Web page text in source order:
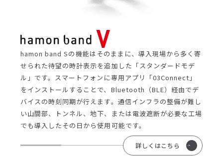
hamon band Sの機能はそのままに、導入現場から多く寄
せられた待望の時計表示を追加した「スタンダードモデ
ル」です。スマートフォンに専用アプリ「03Connect」
をインストールすることで、Bluetooth（BLE）経由でデ
バイスの時刻同期が行えます。通信インフラの整備が難し
い山間部、トンネル、地下、または電波遮断が必要な工場
でも導入したその日から使用可能です。
詳しくはこちら